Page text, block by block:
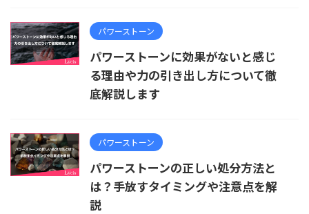
パワーストーン
パワーストーンに効果がないと感じ
る理由や力の引き出し方について徹
底解説します
パワーストーン
パワーストーンの正しい処分方法と
は？手放すタイミングや注意点を解
説